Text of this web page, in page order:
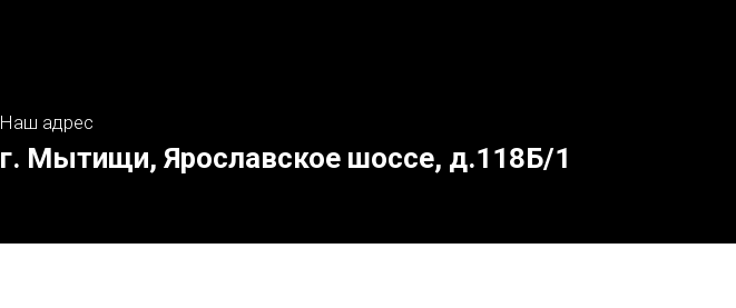
Наш адрес
г. Мытищи, Ярославское шоссе, д.118Б/1